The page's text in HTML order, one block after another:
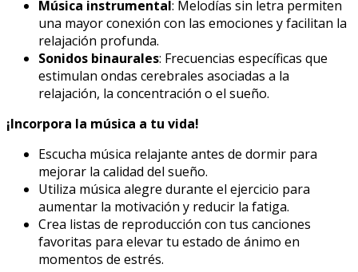
Música instrumental: Melodías sin letra permiten
una mayor conexión con las emociones y facilitan la
relajación profunda.
Sonidos binaurales: Frecuencias específicas que
estimulan ondas cerebrales asociadas a la
relajación, la concentración o el sueño.
¡Incorpora la música a tu vida!
Escucha música relajante antes de dormir para
mejorar la calidad del sueño.
Utiliza música alegre durante el ejercicio para
aumentar la motivación y reducir la fatiga.
Crea listas de reproducción con tus canciones
favoritas para elevar tu estado de ánimo en
momentos de estrés.